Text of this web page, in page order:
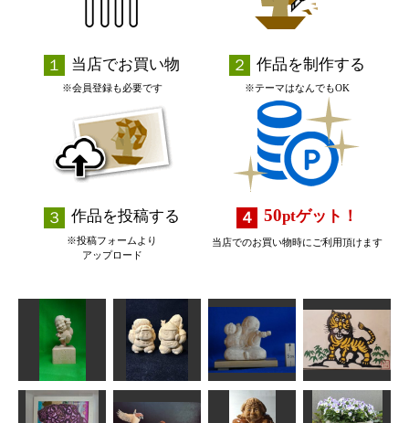
当店でお買い物
※会員登録も必要です
作品を制作する
※テーマはなんでもOK
作品を投稿する
※投稿フォームより
アップロード
50ptゲット！
当店でのお買い物時にご利用頂けます